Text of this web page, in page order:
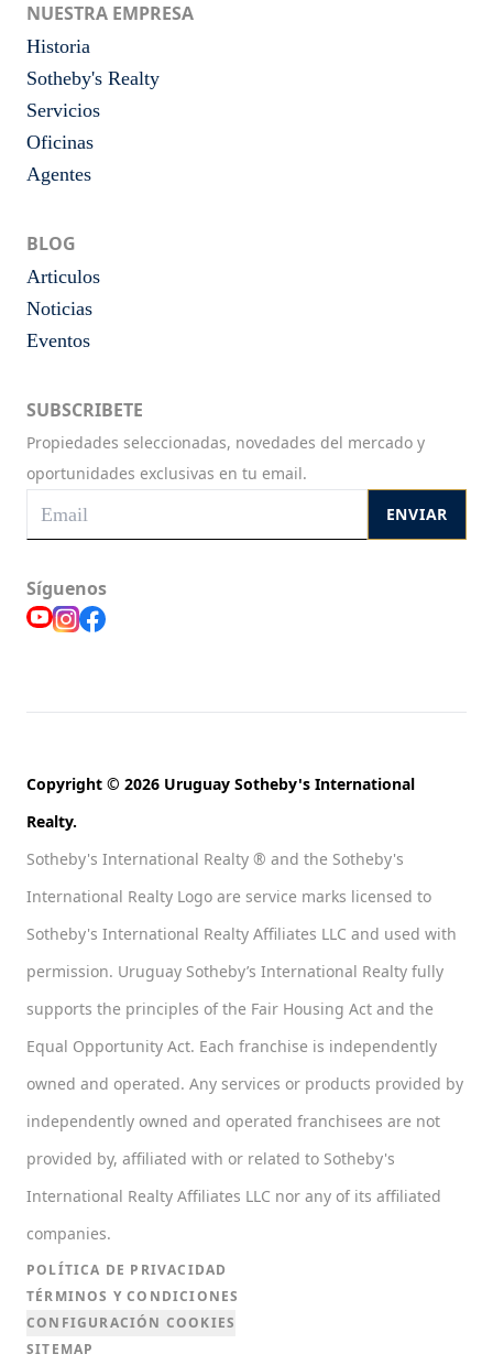
NUESTRA EMPRESA
Historia
Sotheby's Realty
Servicios
Oficinas
Agentes
BLOG
Articulos
Noticias
Eventos
SUBSCRIBETE
Propiedades seleccionadas, novedades del mercado y
oportunidades exclusivas en tu email.
ENVIAR
Síguenos
Copyright © 2026 Uruguay Sotheby's International
Realty.
Sotheby's International Realty ® and the Sotheby's
International Realty Logo are service marks licensed to
Sotheby's International Realty Affiliates LLC and used with
permission. Uruguay Sotheby’s International Realty fully
supports the principles of the Fair Housing Act and the
Equal Opportunity Act. Each franchise is independently
owned and operated. Any services or products provided by
independently owned and operated franchisees are not
provided by, affiliated with or related to Sotheby's
International Realty Affiliates LLC nor any of its affiliated
companies.
POLÍTICA DE PRIVACIDAD
TÉRMINOS Y CONDICIONES
CONFIGURACIÓN COOKIES
SITEMAP